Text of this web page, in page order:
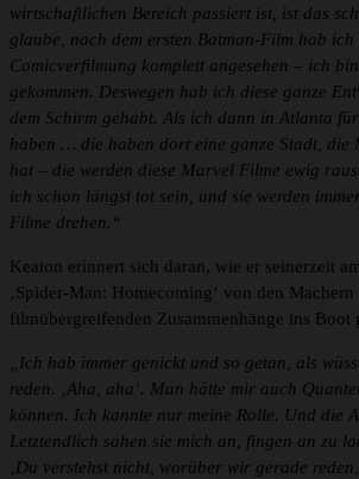
wirtschaftlichen Bereich passiert ist, ist das
glaube, nach dem ersten Batman-Film hab ich
Comicverfilmung komplett angesehen – ich
gekommen. Deswegen hab ich diese ganze
dem Schirm gehabt. Als ich dann in Atlanta
haben … die haben dort eine ganze Stadt, die
hat – die werden diese Marvel Filme ewig
ich schon längst tot sein, und sie werden
Filme drehen.“
Keaton erinnert sich daran, wie er seinerzeit
‚Spider-Man: Homecoming‘ von den
filmübergreifenden Zusammenhänge ins Boot
„Ich hab immer genickt und so getan, als
reden. ‚Aha, aha‘. Man hätte mir auch
können. Ich kannte nur meine Rolle. Und die
Letztendlich sahen sie mich an, fingen an zu
‚Du verstehst nicht, worüber wir gerade